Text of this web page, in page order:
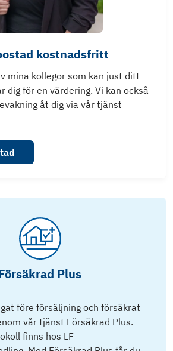
kostnadsfritt
mina kollegor som kan just ditt
dig för en värdering. Vi kan också
åt dig via vår tjänst
Plus
före försäljning och försäkrat
vår tjänst Försäkrad Plus.
finns hos LF